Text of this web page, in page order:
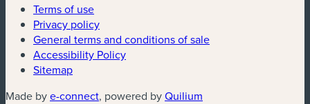
Terms of use
Privacy policy
General terms and conditions of sale
Accessibility Policy
Sitemap
Made bye-connect(new window)
, powered byQuilium